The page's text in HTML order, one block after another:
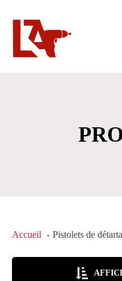
Accueil Pistolets de